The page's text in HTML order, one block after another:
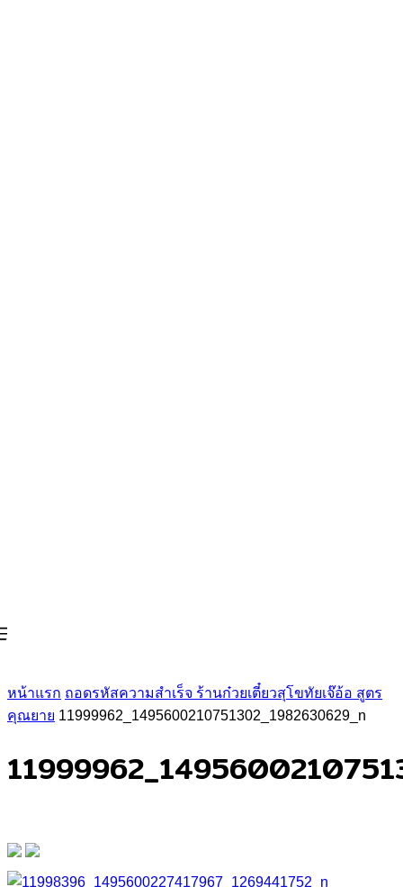
หน้าแรก ถอดรหัสความสำเร็จ ร้านก๋วยเตี๋ยวสุโขทัยเจ๊อ้อ สูตร
คุณยาย 11999962_1495600210751302_1982630629_n